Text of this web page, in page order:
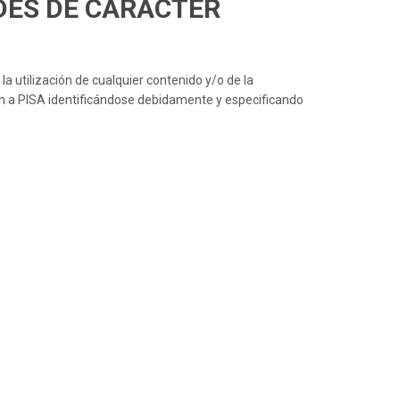
DE CARÁCTER
utilización de cualquier contenido y/o de la
a PISA identificándose debidamente y especificando